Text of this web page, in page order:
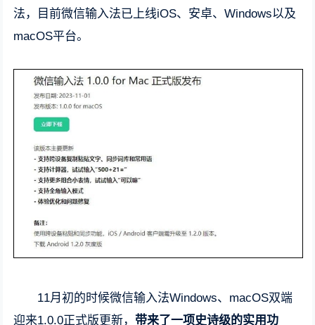
法，目前微信输入法已上线iOS、安卓、Windows以及
macOS平台。
11月初的时候微信输入法Windows、macOS双端
迎来1.0.0正式版更新，带来了一项史诗级的实用功